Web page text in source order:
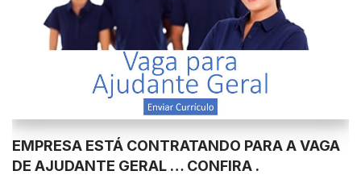
EMPRESA ESTÁ CONTRATANDO PARA A VAGA
DE AJUDANTE GERAL … CONFIRA .